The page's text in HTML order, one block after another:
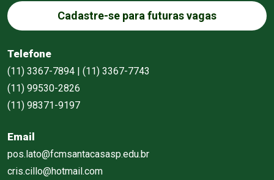
Cadastre-se para futuras vagas
Telefone
(11) 3367-7894 | (11) 3367-7743
(11) 99530-2826
(11) 98371-9197
Email
pos.lato@fcmsantacasasp.edu.br
cris.cillo@hotmail.com